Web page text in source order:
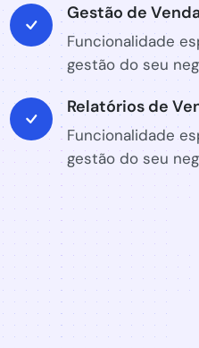
Gestão de
Funcionalidade
gestão do seu
Relatórios de
Funcionalidade
gestão do seu